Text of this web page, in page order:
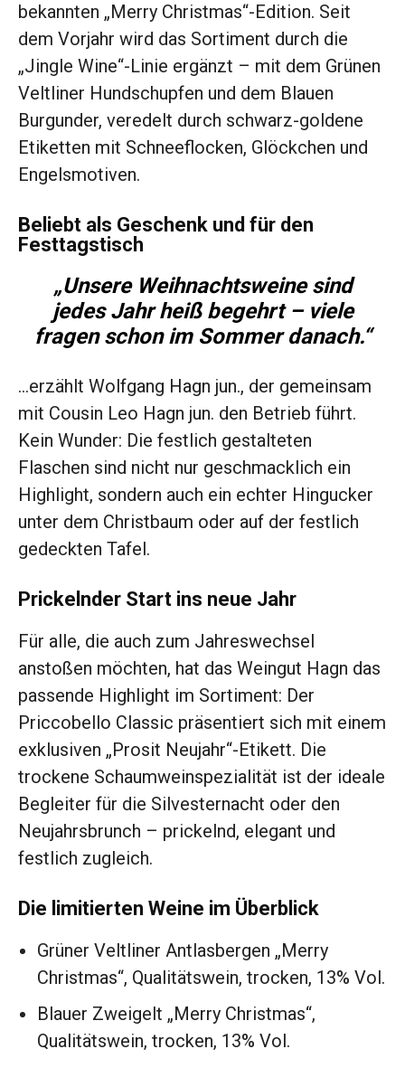
bekannten „Merry Christmas“-Edition. Seit
dem Vorjahr wird das Sortiment durch die
„Jingle Wine“-Linie ergänzt – mit dem Grünen
Veltliner Hundschupfen und dem Blauen
Burgunder, veredelt durch schwarz-goldene
Etiketten mit Schneeflocken, Glöckchen und
Engelsmotiven.
Beliebt als Geschenk und für den
Festtagstisch
„Unsere Weihnachtsweine sind
jedes Jahr heiß begehrt – viele
fragen schon im Sommer danach.“
…erzählt Wolfgang Hagn jun., der gemeinsam
mit Cousin Leo Hagn jun. den Betrieb führt.
Kein Wunder: Die festlich gestalteten
Flaschen sind nicht nur geschmacklich ein
Highlight, sondern auch ein echter Hingucker
unter dem Christbaum oder auf der festlich
gedeckten Tafel.
Prickelnder Start ins neue Jahr
Für alle, die auch zum Jahreswechsel
anstoßen möchten, hat das Weingut Hagn das
passende Highlight im Sortiment: Der
Priccobello Classic präsentiert sich mit einem
exklusiven „Prosit Neujahr“-Etikett. Die
trockene Schaumweinspezialität ist der ideale
Begleiter für die Silvesternacht oder den
Neujahrsbrunch – prickelnd, elegant und
festlich zugleich.
Die limitierten Weine im Überblick
Grüner Veltliner Antlasbergen „Merry
Christmas“, Qualitätswein, trocken, 13% Vol.
Blauer Zweigelt „Merry Christmas“,
Qualitätswein, trocken, 13% Vol.